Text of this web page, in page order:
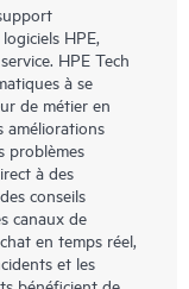
HPE,
HPE Tech
à se
de métier en
améliorations
problèmes
à des
conseils
canaux de
en temps réel,
et les